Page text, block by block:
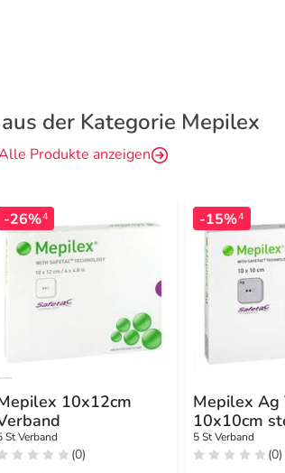
der Kategorie Mepilex
Produkte anzeigen
-26%4
10x12cm
St Verband
(0)
-15%4
Mepilex Ag
10x10cm
5 St Verband
(0)